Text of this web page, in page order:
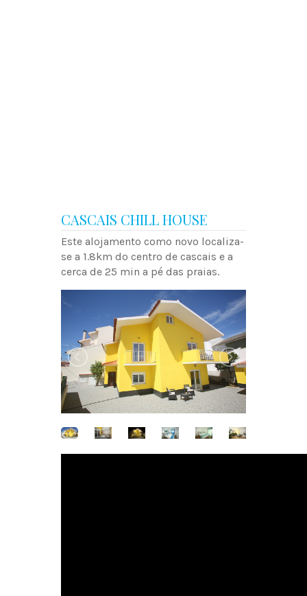
CASCAIS CHILL HOUSE
Este alojamento como novo localiza-
se a 1.8km do centro de cascais e a
cerca de 25 min a pé das praias.